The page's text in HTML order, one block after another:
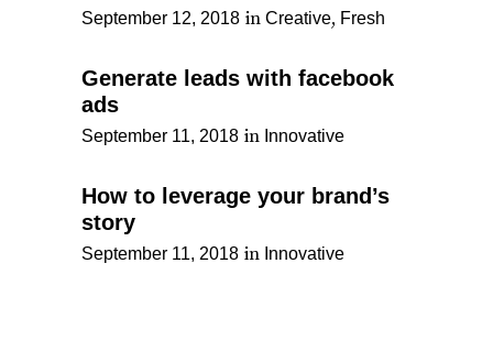
September 12, 2018 in Creative, Fresh
Generate leads with facebook
ads
September 11, 2018 in Innovative
How to leverage your brand’s
story
September 11, 2018 in Innovative